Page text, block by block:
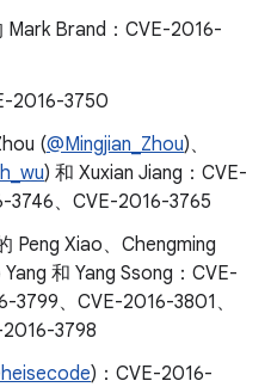
Brand：CVE-2016-
2016-3750
(@Mingjian_Zhou)、
) 和 Xuxian Jiang：CVE-
3746、CVE-2016-3765
Peng Xiao、Chengming
和 Yang Ssong：CVE-
、CVE-2016-3801、
3798
)：CVE-2016-